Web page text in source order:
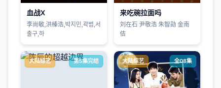
血战X
李尚敏,洪榛浩,박지민,곽범,서
출구,하
来吃碗拉面吗
刘在石 尹敬浩 朱智勋 金南
佶
大陆综艺 第5集完结 大陆综艺 全08集